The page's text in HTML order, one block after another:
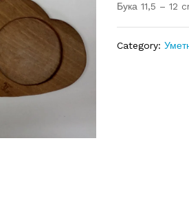
Бука 11,5 – 12
Category: